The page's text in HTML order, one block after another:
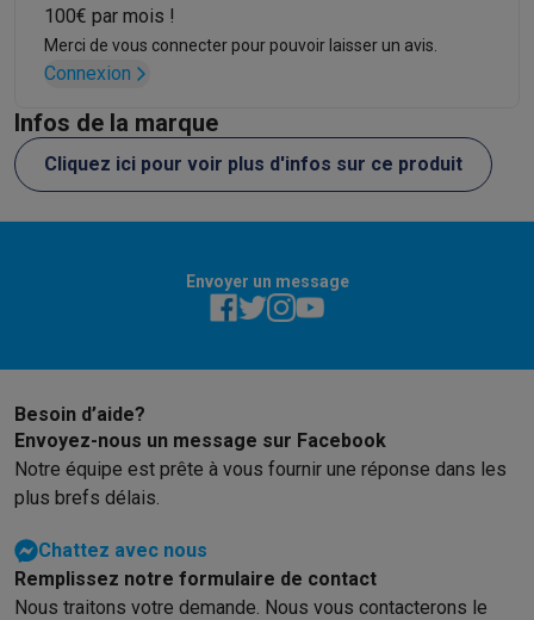
100€ par mois !
Merci de vous connecter pour pouvoir laisser un avis.
Connexion
Infos de la marque
Cliquez ici pour voir plus d'infos sur ce produit
Envoyer un message
Besoin d’aide?
Envoyez-nous un message sur Facebook
Notre équipe est prête à vous fournir une réponse dans les
plus brefs délais.
Chattez avec nous
Remplissez notre formulaire de contact
Nous traitons votre demande. Nous vous contacterons le